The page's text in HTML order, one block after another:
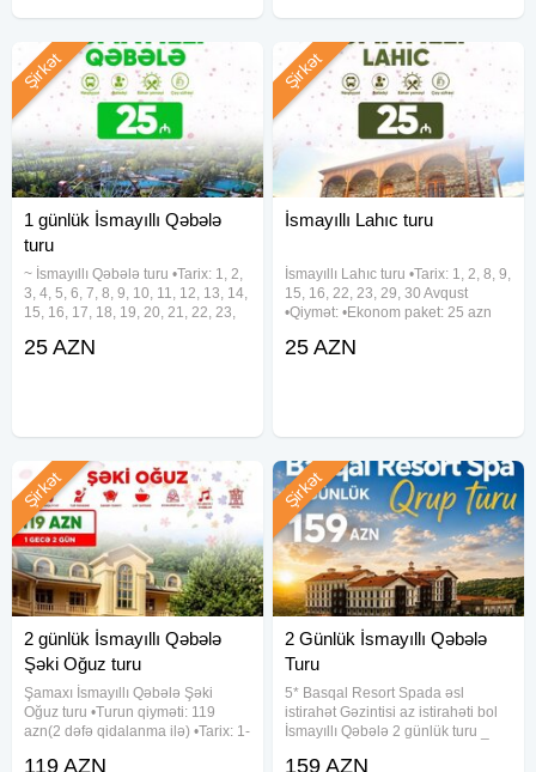
1 günlük İsmayıllı Qəbələ
turu
~ İsmayıllı Qəbələ turu •Tarix: 1, 2,
3, 4, 5, 6, 7, 8, 9, 10, 11, 12, 13, 14,
15, 16, 17, 18, 19, 20, 21, 22, 23,
Avqust •Qiymət: •Ekonom paket:
Şirkət
25 AZN
İsmayıllı Lahıc turu
İsmayıllı Lahıc turu •Tarix: 1, 2, 8, 9,
15, 16, 22, 23, 29, 30 Avqust
•Qiymət: •Ekonom paket: 25 azn
daxildir: •Nəqliyyat xidməti
Şirkət
25 AZN
2 günlük İsmayıllı Qəbələ
Şəki Oğuz turu
Şamaxı İsmayıllı Qəbələ Şəki
Oğuz turu •Turun qiyməti: 119
azn(2 dəfə qidalanma ilə) •Tarix: 1-
Şirkət
119 AZN
2 Günlük İsmayıllı Qəbələ
Turu
5* Basqal Resort Spada əsl
istirahət Gəzintisi az istirahəti bol
İsmayıllı Qəbələ 2 günlük turu _
Şirkət
159 AZN